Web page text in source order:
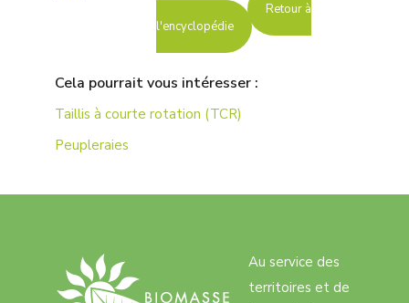
Retour à
l'encyclopédie
Cela pourrait vous intéresser :
Taillis à courte rotation (TCR)
Peupleraies
Au service des
territoires et de